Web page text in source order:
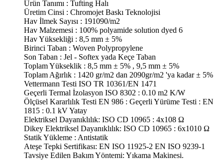
Ürün Tanımı : Tufting Halı
Üretim Cinsi : Chromojet Baskı Teknolojisi
Hav İlmek Sayısı : 191090/m2
Hav Malzemesi : 100% polyamide solution dyed 6
Hav Yüksekliği : 8,5 mm ± 5%
Birinci Taban : Woven Polypropylene
Son Taban : Jel - Softex yada Keçe Taban
Toplam Yükseklik : 8,5 mm ± 5% , 9,5 mm ± 5%
Toplam Ağırlık : 1420 gr/m2 dan 2090gr/m2 'ya kadar ± 5%
Vettermann Testi ISO TR 10361/EN 1471
Geçerli Termal İzolasyon ISO 8302 : 0.10 m2 K/W
Ölçüsel Kararlılık Testi EN 986 : Geçerli Yürüme Testi : EN
1815 : 0.1 kV Yatay
Elektriksel Dayanıklılık: ISO CD 10965 : 4x108 Ω
Dikey Elektriksel Dayanıklılık: ISO CD 10965 : 6x1010 Ω
Statik Yükleme : Antistatik
Ateşe Tepki Sertifikası: EN ISO 11925-2 EN ISO 9239-1
Tavsiye Edilen Bakım Yöntemi: Yıkama Makinesi.